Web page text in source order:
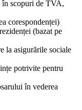
în scopuri de TVA,
corespondenței)
(bazat pe
la asigurările sociale
potrivite pentru
în vederea